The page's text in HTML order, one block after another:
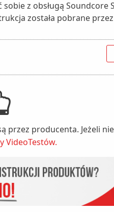
z obsługą Soundcore
została pobrane
producenta. Jeżeli
VideoTestów.